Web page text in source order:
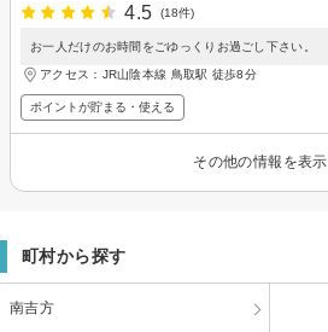
4.5
(18件)
お一人だけのお時間をごゆっくりお過ごし下さい。
アクセス：JR山陰本線 鳥取駅 徒歩8分
ポイントが貯まる・使える
その他の情報を表示
町村から探す
南吉方